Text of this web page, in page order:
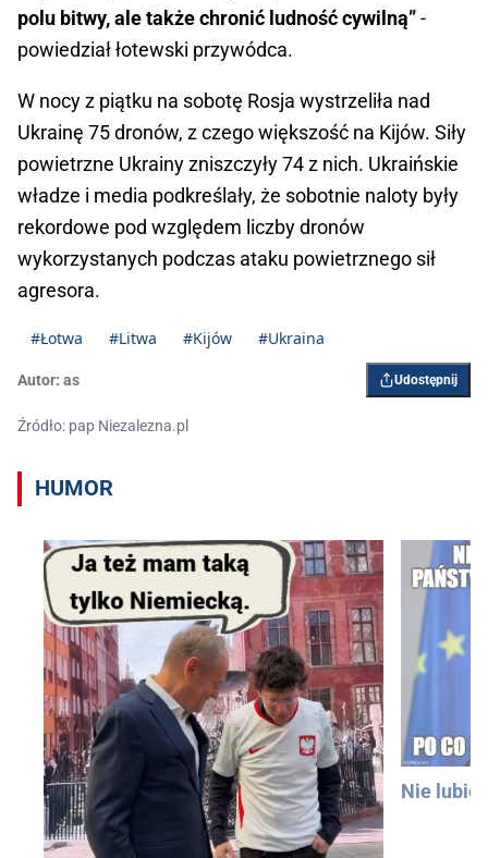
polu bitwy, ale także chronić ludność cywilną”-
powiedział łotewski przywódca.
W nocy z piątku na sobotę Rosja wystrzeliła nad
Ukrainę 75 dronów, z czego większość na Kijów. Siły
powietrzne Ukrainy zniszczyły 74 z nich. Ukraińskie
władze i media podkreślały, że sobotnie naloty były
rekordowe pod względem liczby dronów
wykorzystanych podczas ataku powietrznego sił
agresora.
#Łotwa #Litwa #Kijów #Ukraina
Autor: as Udostępnij
Źródło: pap Niezalezna.pl
HUMOR
Nie lubię